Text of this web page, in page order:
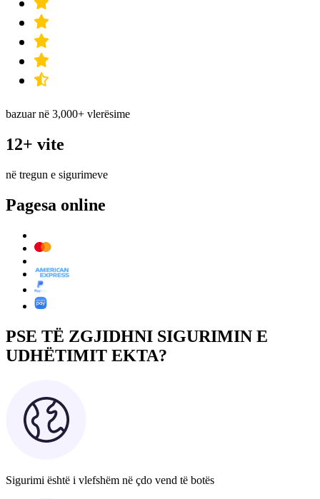
bazuar në 3,000+ vlerësime
12+ vite
në tregun e sigurimeve
Pagesa online
PSE TË ZGJIDHNI SIGURIMIN E
UDHËTIMIT EKTA?
Sigurimi është i vlefshëm në çdo vend të botës